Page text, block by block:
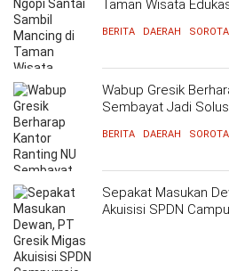
Taman Wisata
BERITA DAERAH
Wabup Gresik
Sembayat Jadi
BERITA DAERAH
Sepakat Masukan
Akuisisi SPDN